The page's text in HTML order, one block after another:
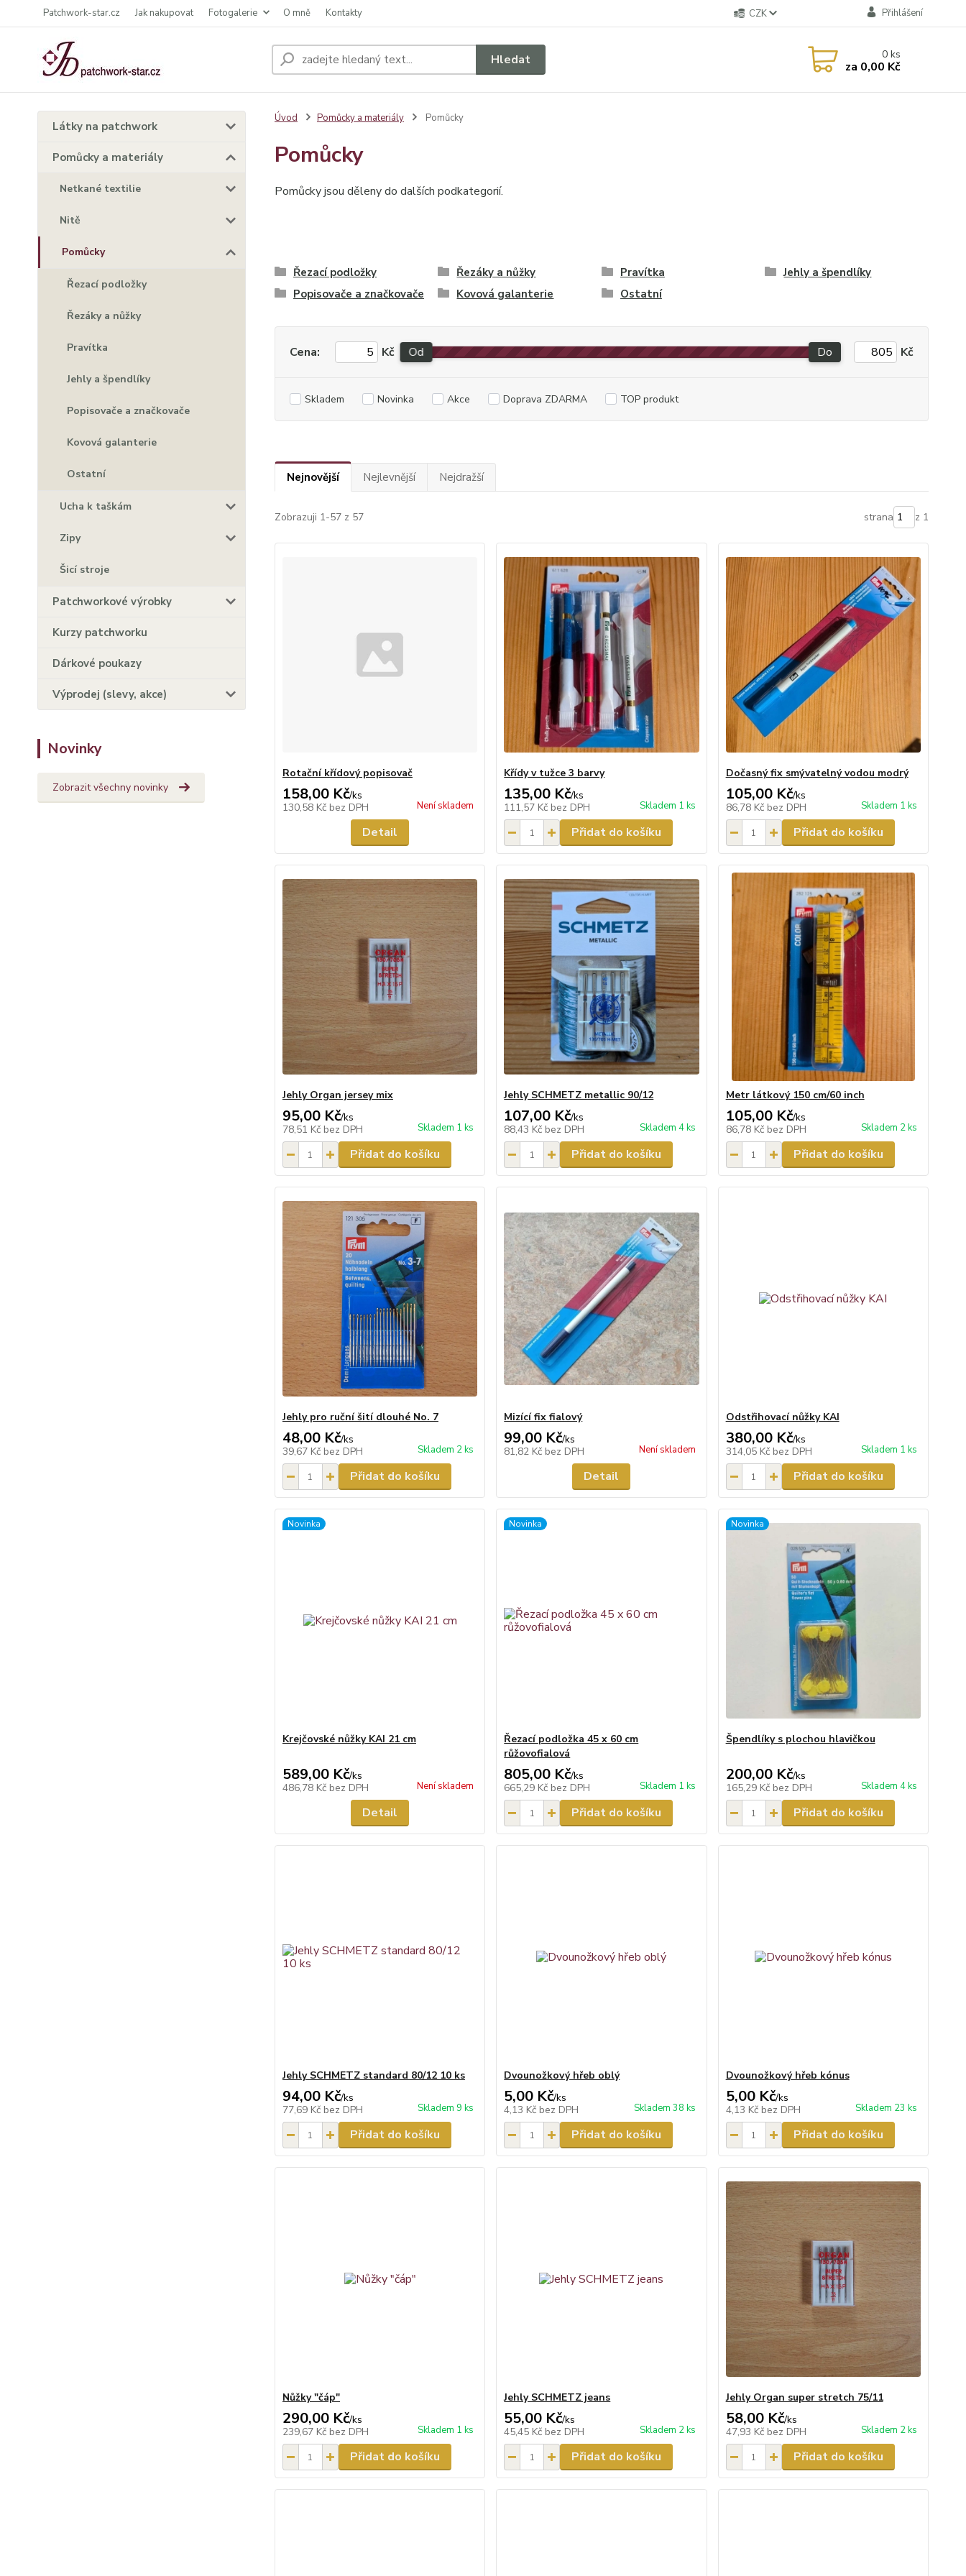
Patchwork-star.cz Jak nakupovat Fotogalerie O mně Kontakty CZK Přihlášení
Hledat 0ks
za 0,00 Kč
Látky na patchwork
Pomůcky a materiály
Netkané textilie
Nitě
Pomůcky
Řezací podložky
Řezáky a nůžky
Pravítka
Jehly a špendlíky
Popisovače a značkovače
Kovová galanterie
Ostatní
Ucha k taškám
Zipy
Šicí stroje
Patchworkové výrobky
Kurzy patchworku
Dárkové poukazy
Výprodej (slevy, akce)
Novinky
Zobrazit všechny novinky
Úvod Pomůcky a materiály Pomůcky
Pomůcky
Pomůcky jsou děleny do dalších podkategorií.
Řezací podložky Řezáky a nůžky Pravítka
Jehly a špendlíky
Popisovače a značkovače
Kovová galanterie Ostatní
Cena: Kč Od Do Kč
Skladem Novinka Akce Doprava ZDARMA TOP produkt
Nejnovější Nejlevnější Nejdražší
Zobrazuji 1-57 z 57 strana z 1
Rotační křídový popisovač
158,00 Kč/ks
130,58 Kč bez DPH Není skladem
Detail
Křídy v tužce 3 barvy
135,00 Kč/ks
111,57 Kč bez DPH Skladem 1 ks
Přidat do košíku
Dočasný fix smývatelný vodou modrý
105,00 Kč/ks
86,78 Kč bez DPH Skladem 1 ks
Přidat do košíku
Jehly Organ jersey mix
95,00 Kč/ks
78,51 Kč bez DPH Skladem 1 ks
Přidat do košíku
Jehly SCHMETZ metallic 90/12
107,00 Kč/ks
88,43 Kč bez DPH Skladem 4 ks
Přidat do košíku
Metr látkový 150 cm/60 inch
105,00 Kč/ks
86,78 Kč bez DPH Skladem 2 ks
Přidat do košíku
Jehly pro ruční šití dlouhé No. 7
48,00 Kč/ks
39,67 Kč bez DPH Skladem 2 ks
Přidat do košíku
Mizící fix fialový
99,00 Kč/ks
81,82 Kč bez DPH Není skladem
Detail
Odstřihovací nůžky KAI
380,00 Kč/ks
314,05 Kč bez DPH Skladem 1 ks
Přidat do košíku
Novinka
Krejčovské nůžky KAI 21 cm
589,00 Kč/ks
486,78 Kč bez DPH Není skladem
Detail
Novinka
Řezací podložka 45 x 60 cm
růžovofialová
805,00 Kč/ks
665,29 Kč bez DPH Skladem 1 ks
Přidat do košíku
Novinka
Špendlíky s plochou hlavičkou
200,00 Kč/ks
165,29 Kč bez DPH Skladem 4 ks
Přidat do košíku
Jehly SCHMETZ standard 80/12 10 ks
94,00 Kč/ks
77,69 Kč bez DPH Skladem 9 ks
Přidat do košíku
Dvounožkový hřeb oblý
5,00 Kč/ks
4,13 Kč bez DPH Skladem 38 ks
Přidat do košíku
Dvounožkový hřeb kónus
5,00 Kč/ks
4,13 Kč bez DPH Skladem 23 ks
Přidat do košíku
Nůžky "čáp"
290,00 Kč/ks
239,67 Kč bez DPH Skladem 1 ks
Přidat do košíku
Jehly SCHMETZ jeans
55,00 Kč/ks
45,45 Kč bez DPH Skladem 2 ks
Přidat do košíku
Jehly Organ super stretch 75/11
58,00 Kč/ks
47,93 Kč bez DPH Skladem 2 ks
Přidat do košíku